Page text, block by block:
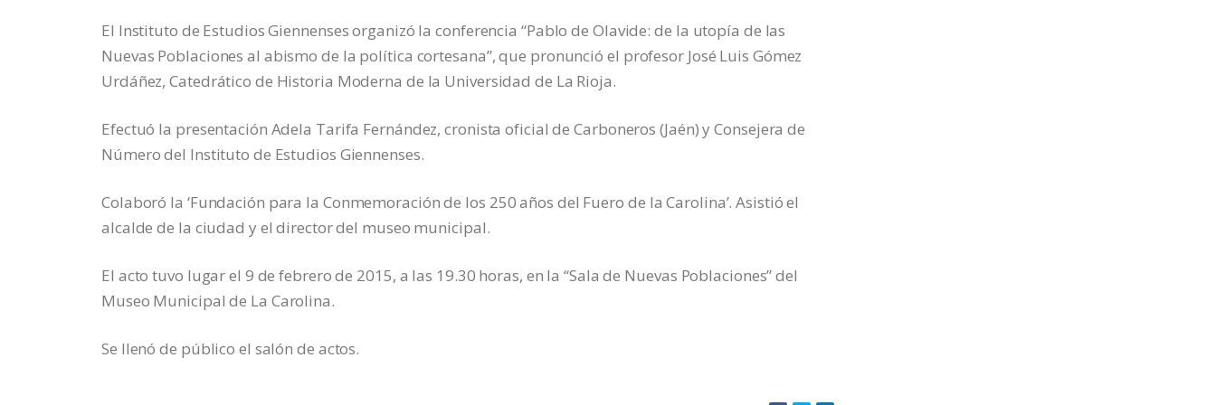
El Instituto de Estudios Giennenses organizó la conferencia “Pablo de Olavide: de la utopía de las
Nuevas Poblaciones al abismo de la política cortesana”, que pronunció el profesor José Luis Gómez
Urdáñez, Catedrático de Historia Moderna de la Universidad de La Rioja.
Efectuó la presentación Adela Tarifa Fernández, cronista oficial de Carboneros (Jaén) y Consejera de
Número del Instituto de Estudios Giennenses.
Colaboró la ‘Fundación para la Conmemoración de los 250 años del Fuero de la Carolina’. Asistió el
alcalde de la ciudad y el director del museo municipal.
El acto tuvo lugar el 9 de febrero de 2015, a las 19.30 horas, en la “Sala de Nuevas Poblaciones” del
Museo Municipal de La Carolina.
Se llenó de público el salón de actos.